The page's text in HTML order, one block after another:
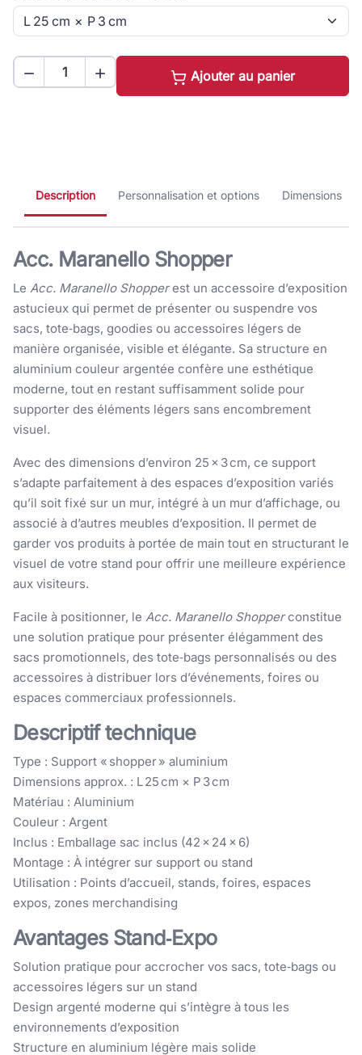
  Ajouter au panier
Description Personnalisation et options Dimensions
Acc. Maranello Shopper
Le Acc. Maranello Shopperest un accessoire d’exposition
astucieux qui permet de présenter ou suspendre vos
sacs, tote‑bags, goodies ou accessoires légers de
manière organisée, visible et élégante. Sa structure en
aluminium couleur argentée confère une esthétique
moderne, tout en restant suffisamment solide pour
supporter des éléments légers sans encombrement
visuel.
Avec des dimensions d’environ 25 × 3 cm, ce support
s’adapte parfaitement à des espaces d’exposition variés
qu’il soit fixé sur un mur, intégré à un mur d’affichage, ou
associé à d’autres meubles d’exposition. Il permet de
garder vos produits à portée de main tout en structurant le
visuel de votre stand pour offrir une meilleure expérience
aux visiteurs.
Facile à positionner, le Acc. Maranello Shopperconstitue
une solution pratique pour présenter élégamment des
sacs promotionnels, des tote‑bags personnalisés ou des
accessoires à distribuer lors d’événements, foires ou
espaces commerciaux professionnels.
Descriptif technique
Type : Support « shopper » aluminium
Dimensions approx. : L 25 cm × P 3 cm
Matériau : Aluminium
Couleur : Argent
Inclus : Emballage sac inclus (42 × 24 × 6)
Montage : À intégrer sur support ou stand
Utilisation : Points d’accueil, stands, foires, espaces
expos, zones merchandising
Avantages Stand‑Expo
Solution pratique pour accrocher vos sacs, tote‑bags ou
accessoires légers sur un stand
Design argenté moderne qui s’intègre à tous les
environnements d’exposition
Structure en aluminium légère mais solide